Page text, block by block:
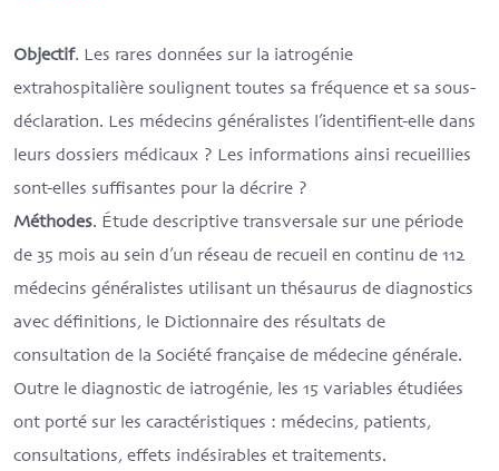
Objectif. Les rares données sur la iatrogénie
extrahospitalière soulignent toutes sa fréquence et sa sous-
déclaration. Les médecins généralistes l’identifient-elle dans
leurs dossiers médicaux ? Les informations ainsi recueillies
sont-elles suffisantes pour la décrire ?
Méthodes. Étude descriptive transversale sur une période
de 35 mois au sein d’un réseau de recueil en continu de 112
médecins généralistes utilisant un thésaurus de diagnostics
avec définitions, le Dictionnaire des résultats de
consultation de la Société française de médecine générale.
Outre le diagnostic de iatrogénie, les 15 variables étudiées
ont porté sur les caractéristiques : médecins, patients,
consultations, effets indésirables et traitements.